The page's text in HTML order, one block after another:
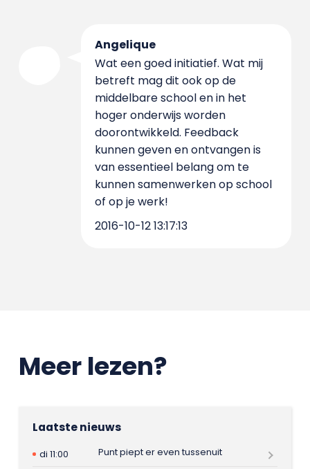
Angelique
Wat een goed initiatief. Wat mij
betreft mag dit ook op de
middelbare school en in het
hoger onderwijs worden
doorontwikkeld. Feedback
kunnen geven en ontvangen is
van essentieel belang om te
kunnen samenwerken op school
of op je werk!
2016-10-12 13:17:13
Meer lezen?
Laatste nieuws
di 11:00
Punt piept er even tussenuit